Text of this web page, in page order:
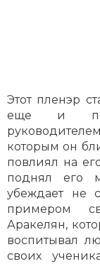
Этот пленэр
еще и
которым он
повлиял на
поднял его
убеждает не
примером
Аракелян,
воспитывал
своих